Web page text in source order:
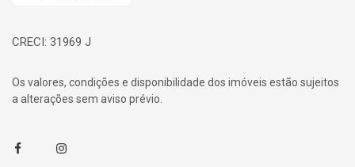
CRECI: 31969 J
Os valores, condições e disponibilidade dos imóveis estão sujeitos
a alterações sem aviso prévio.
FacebookInstagram